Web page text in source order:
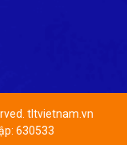
tltvietnam.vn
630533